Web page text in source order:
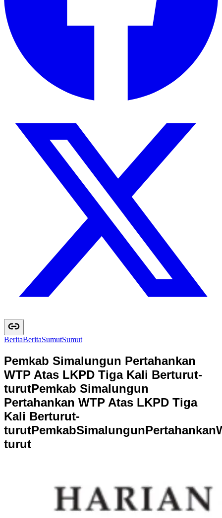
BeritaBeritaSumutSumut
Pemkab Simalungun Pertahankan
WTP Atas LKPD Tiga Kali Berturut-
turutPemkab Simalungun
Pertahankan WTP Atas LKPD Tiga
Kali Berturut-
turutPemkabSimalungunPertahankan
turut